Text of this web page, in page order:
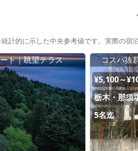
計的に示した中央参考値です。実際の宿
ト｜眺望テラス
コスパ抜
¥5,100～
栃木・那須
5名迄